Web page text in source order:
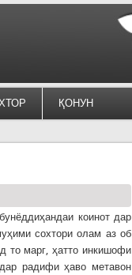
ҚОНУН
коинот дар
сохтори олам аз об
то марг, ҳатто инкишофи
радифи ҳаво метавон